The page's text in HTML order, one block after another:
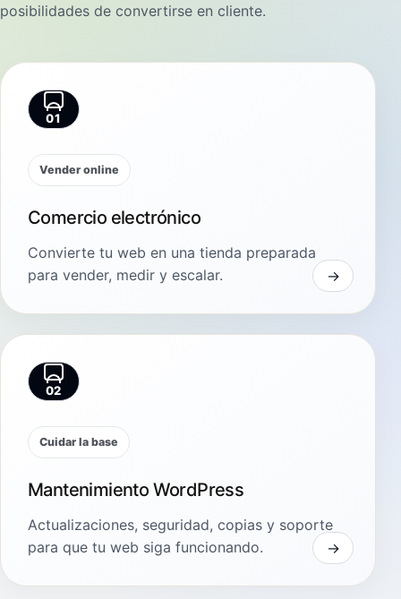
posibilidades de convertirse en cliente.
01
Vender online
Comercio electrónico
Convierte tu web en una tienda preparada
para vender, medir y escalar.
02
Cuidar la base
Mantenimiento WordPress
Actualizaciones, seguridad, copias y soporte
para que tu web siga funcionando.